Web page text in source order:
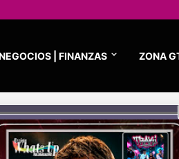
| FINANZAS ZONA